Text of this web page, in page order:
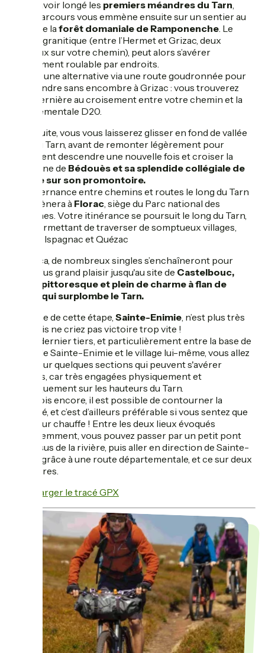
Après avoir longé les premiers méandres du Tarn,
votre parcours vous emmène ensuite sur un sentier au
coeur de laforêt domaniale de Ramponenche. Le
sentier granitique (entre l’Hermet et Grizac, deux
hameaux sur votre chemin), peut alors s’avérer
difficilement roulable par endroits.
Il existe une alternative via une route goudronnée pour
vous rendre sans encombre à Grizac : vous trouverez
cette dernière au croisement entre votre chemin et la
départementale D20.
Par la suite, vous vous laisserez glisser en fond de vallée
jusqu’au Tarn, avant de remonter légèrement pour
finalement descendre une nouvelle fois et croiser la
commune de Bédouès et sa splendide collégiale de
schiste sur son promontoire.
Une alternance entre chemins et routes le long du Tarn
vous mènera à Florac, siège du Parc national des
Cévennes. Votre itinérance se poursuit le long du Tarn,
vous permettant de traverser de somptueux villages,
comme Ispagnac et Quézac
Après ça, de nombreux singles s’enchaîneront pour
votre plus grand plaisir jusqu'au site de Castelbouc,
village pittoresque et plein de charme à flan de
falaise qui surplombe le Tarn.
Le terme de cette étape, Sainte-Enimie, n’est plus très
loin. Mais ne criez pas victoire trop vite !
Sur ce dernier tiers, et particulièrement entre la base de
loisirs de Sainte-Enimie et le village lui-même, vous allez
rouler sur quelques sections qui peuvent s'avérer
difficiles, car très engagées physiquement et
techniquement sur les hauteurs du Tarn.
Cette fois encore, il est possible de contourner la
difficulté, et c’est d’ailleurs préférable si vous sentez que
le moteur chauffe ! Entre les deux lieux évoqués
précédemment, vous pouvez passer par un petit pont
au-dessus de la rivière, puis aller en direction de Sainte-
Enimie grâce à une route départementale, et ce sur deux
kilomètres.
Télécharger le tracé GPX